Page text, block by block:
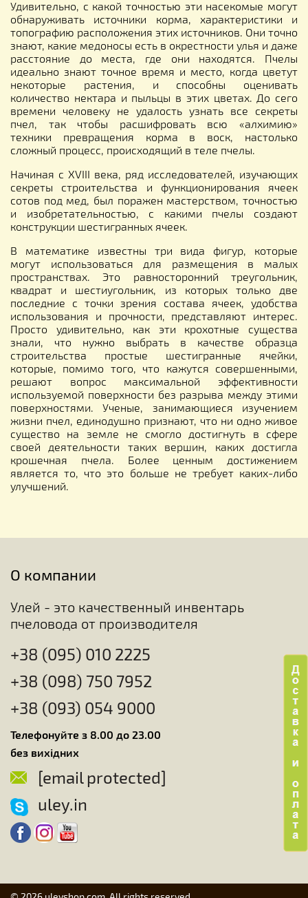
Удивительно, с какой точностью эти насекомые могут
обнаруживать источники корма, характеристики и
топографию расположения этих источников. Они точно
знают, какие медоносы есть в окрестности улья и даже
расстояние до места, где они находятся. Пчелы
идеально знают точное время и место, когда цветут
некоторые растения, и способны оценивать
количество нектара и пыльцы в этих цветах. До сего
времени человеку не удалость узнать все секреты
пчел, так чтобы расшифровать всю «алхимию»
техники превращения корма в воск, настолько
сложный процесс, происходящий в теле пчелы.
Начиная с XVIII века, ряд исследователей, изучающих
секреты строительства и функционирования ячеек
сотов под мед, был поражен мастерством, точностью
и изобретательностью, с какими пчелы создают
конструкции шестигранных ячеек.
В математике известны три вида фигур, которые
могут использоваться для размещения в малых
пространствах. Это равносторонний треугольник,
квадрат и шестиугольник, из которых только две
последние с точки зрения состава ячеек, удобства
использования и прочности, представляют интерес.
Просто удивительно, как эти крохотные существа
знали, что нужно выбрать в качестве образца
строительства простые шестигранные ячейки,
которые, помимо того, что кажутся совершенными,
решают вопрос максимальной эффективности
используемой поверхности без разрыва между этими
поверхностями. Ученые, занимающиеся изучением
жизни пчел, единодушно признают, что ни одно живое
существо на земле не смогло достигнуть в сфере
своей деятельности таких вершин, каких достигла
крошечная пчела. Более ценным достижением
является то, что это больше не требует каких-либо
улучшений.
О компании
Улей - это качественный инвентарь
пчеловода от производителя
+38 (095) 010 2225
+38 (098) 750 7952
+38 (093) 054 9000
Телефонуйте з 8.00 до 23.00
без вихідних
[email protected]
uley.in